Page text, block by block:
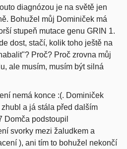
diagnózou je na světě jen
Bohužel můj Dominiček má
stupeň mutace genu GRIN 1.
dost, stačí, kolik toho ještě na
Proč? Proč zrovna můj
ale musím, musím být silná
nemá konce :(. Dominiček
a já stála před dalším
Domča podstoupil
svorky mezi žaludkem a
), ani tím to bohužel nekončí